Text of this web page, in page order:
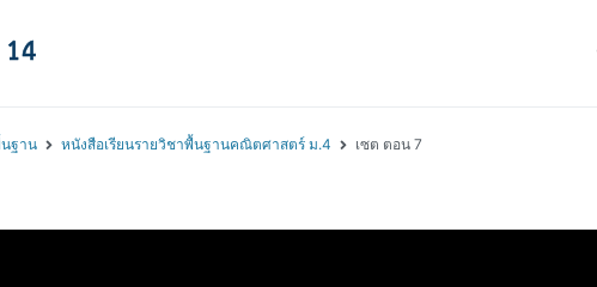
ฐาน หนังสือเรียนรายวิชาพื้นฐานคณิตศาสตร์ ม.4 เซต ตอน 7